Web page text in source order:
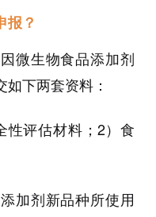
报？
微生物食品添加剂
下两套资料：
性评估材料；2）食
加剂新品种所使用